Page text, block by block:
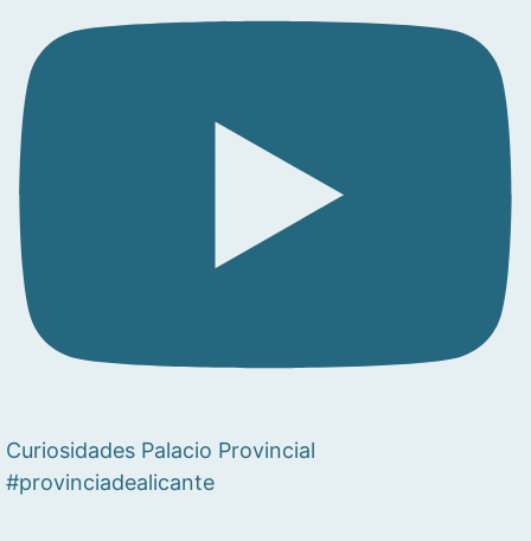
Curiosidades Palacio Provincial
#provinciadealicante